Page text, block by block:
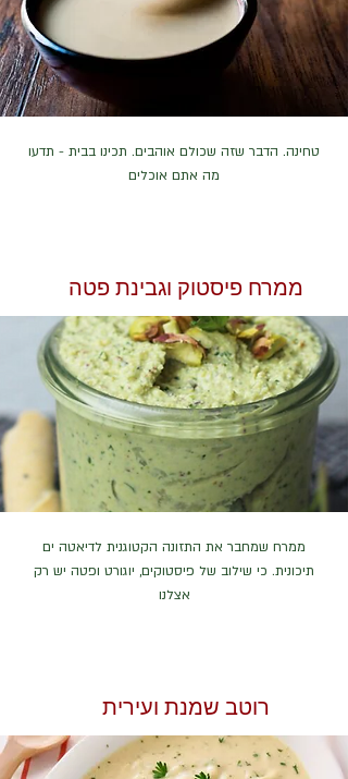
טחינה. הדבר שזה שכולם אוהבים. תכינו בבית - תדעו
מה אתם אוכלים
ממרח פיסטוק וגבינת פטה
ממרח שמחבר את התזונה הקטוגנית לדיאטה ים
תיכונית. כי שילוב של פיסטוקים, יוגורט ופטה יש רק
אצלנו
רוטב שמנת ועירית